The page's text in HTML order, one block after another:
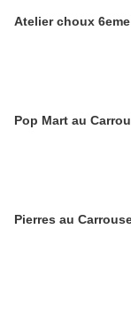
Atelier choux 6eme
Pop Mart au
Pierres au